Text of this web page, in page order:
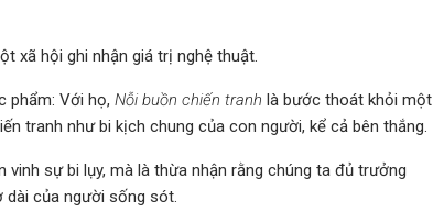
xã hội ghi nhận giá trị nghệ thuật.
phẩm: Với họ, Nỗi buồn chiến tranh là bước thoát khỏi một
tranh như bi kịch chung của con người, kể cả bên thắng.
vinh sự bi lụy, mà là thừa nhận rằng chúng ta đủ trưởng
dài của người sống sót.